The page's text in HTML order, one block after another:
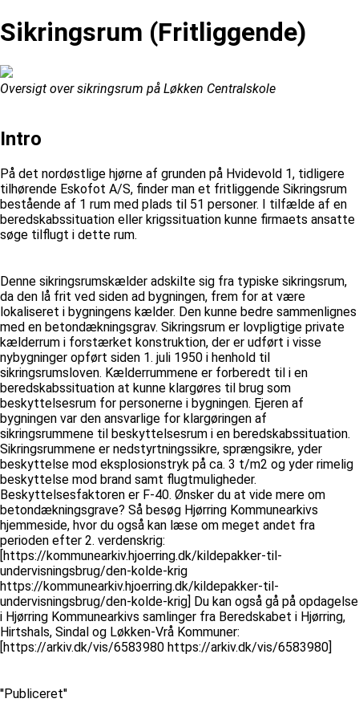
Sikringsrum (Fritliggende)
Oversigt over sikringsrum på Løkken Centralskole
Intro
På det nordøstlige hjørne af grunden på Hvidevold 1, tidligere
tilhørende Eskofot A/S, finder man et fritliggende Sikringsrum
bestående af 1 rum med plads til 51 personer. I tilfælde af en
beredskabssituation eller krigssituation kunne firmaets ansatte
søge tilflugt i dette rum.
Denne sikringsrumskælder adskilte sig fra typiske sikringsrum,
da den lå frit ved siden ad bygningen, frem for at være
lokaliseret i bygningens kælder. Den kunne bedre sammenlignes
med en betondækningsgrav. Sikringsrum er lovpligtige private
kælderrum i forstærket konstruktion, der er udført i visse
nybygninger opført siden 1. juli 1950 i henhold til
sikringsrumsloven. Kælderrummene er forberedt til i en
beredskabssituation at kunne klargøres til brug som
beskyttelsesrum for personerne i bygningen. Ejeren af
bygningen var den ansvarlige for klargøringen af
sikringsrummene til beskyttelsesrum i en beredskabssituation.
Sikringsrummene er nedstyrtningssikre, sprængsikre, yder
beskyttelse mod eksplosionstryk på ca. 3 t/m2 og yder rimelig
beskyttelse mod brand samt flugtmuligheder.
Beskyttelsesfaktoren er F-40. Ønsker du at vide mere om
betondækningsgrave? Så besøg Hjørring Kommunearkivs
hjemmeside, hvor du også kan læse om meget andet fra
perioden efter 2. verdenskrig:
[https://kommunearkiv.hjoerring.dk/kildepakker-til-
undervisningsbrug/den-kolde-krig
https://kommunearkiv.hjoerring.dk/kildepakker-til-
undervisningsbrug/den-kolde-krig] Du kan også gå på opdagelse
i Hjørring Kommunearkivs samlinger fra Beredskabet i Hjørring,
Hirtshals, Sindal og Løkken-Vrå Kommuner:
[https://arkiv.dk/vis/6583980 https://arkiv.dk/vis/6583980]
''Publiceret''